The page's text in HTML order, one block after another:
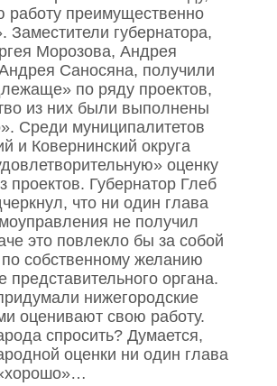
работу преимущественно
Заместители губернатора,
Морозова, Андрея
Саносяна, получили
по ряду проектов,
из них были выполнены
Среди муниципалитетов
и Ковернинский округа
оценку
проектов. Губернатор Глеб
что ни один глава
не получил
это повлекло бы за собой
собственному желанию
представительного органа.
нижегородские
оценивают свою работу.
спросить? Думается,
оценки ни один глава